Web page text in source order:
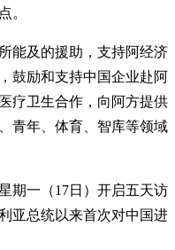
。
能及的援助，支持阿经济
鼓励和支持中国企业赴阿
疗卫生合作，向阿方提供
青年、体育、智库等领域
期一（17日）开启五天访
亚总统以来首次对中国进